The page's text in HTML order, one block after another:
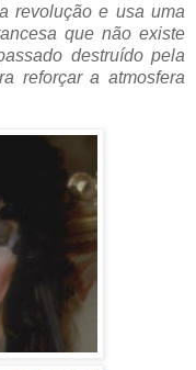
revolução e usa uma
que não existe
destruído pela
reforçar a atmosfera